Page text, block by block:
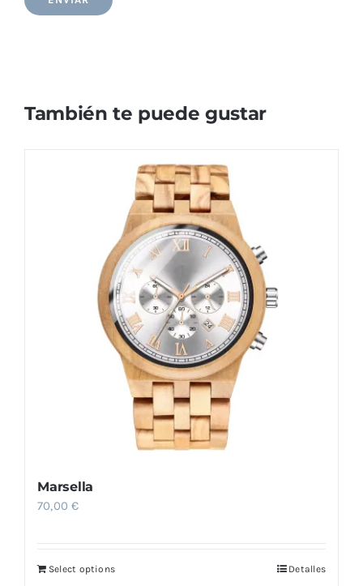
También te puede gustar
Marsella
70,00€
Select options Detalles